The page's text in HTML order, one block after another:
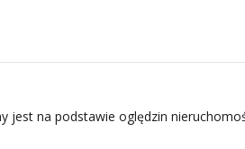
jest na podstawie oględzin